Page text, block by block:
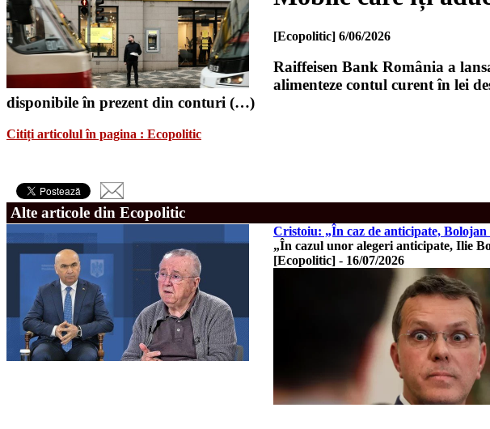
[Ecopolitic] 6/06/2026
Raiffeisen Bank România a
alimenteze contul curent în lei
disponibile în prezent din conturi (…)
Citiți articolul în pagina : Ecopolitic
Alte articole din Ecopolitic
Cristoiu: „În caz de anticipate, Bolojan
„În cazul unor alegeri anticipate, Ilie
[Ecopolitic] - 16/07/2026